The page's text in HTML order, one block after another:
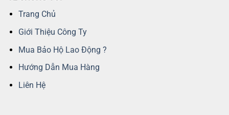
Trang Chủ
Giới Thiệu Công Ty
Mua Bảo Hộ Lao Động ?
Hướng Dẫn Mua Hàng
Liên Hệ